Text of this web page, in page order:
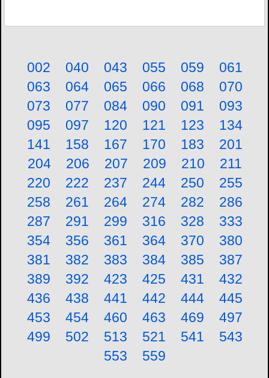
002 040 043 055 059
061
063
064 065 066 068
070
073
077 084 090 091
093
095
097 120 121 123
134
141
158 167 170 183
201
204
206 207 209 210
211
220
222 237 244 250
255
258
261 264 274 282
286
287
291 299 316 328
333
354
356 361 364 370
380
381
382 383 384 385
387
389
392 423 425 431
432
436
438 441 442 444
445
453
454 460 463 469
497
499
502 513 521 541
543
553
559